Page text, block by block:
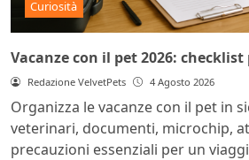
Curiosità
Vacanze con il pet 2026:
Redazione VelvetPets 4 Agosto 2026
Organizza le vacanze con il pet in
veterinari, documenti, microchip,
precauzioni essenziali per un